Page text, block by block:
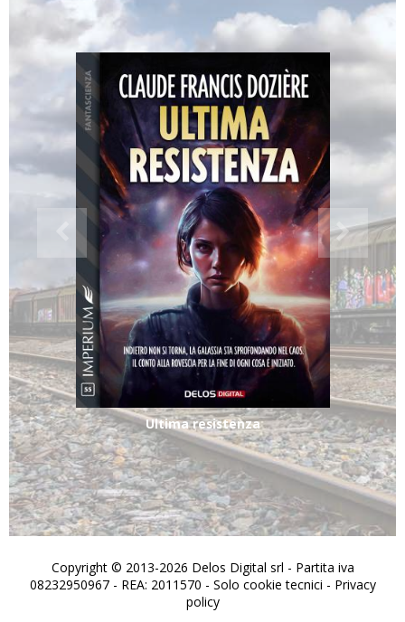
Ultima resistenza
Copyright © 2013-2026 Delos Digital srl - Partita iva
08232950967 - REA: 2011570 - Solo cookie tecnici - Privacy
policy